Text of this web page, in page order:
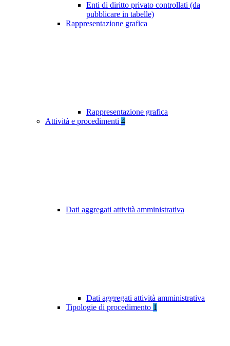
Enti di diritto privato controllati (da
pubblicare in tabelle)
Rappresentazione grafica
Rappresentazione grafica
Attività e procedimenti 4
Dati aggregati attività amministrativa
Dati aggregati attività amministrativa
Tipologie di procedimento 1